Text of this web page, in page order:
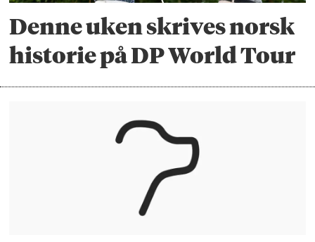
Denne uken skrives norsk
historie på DP World Tour